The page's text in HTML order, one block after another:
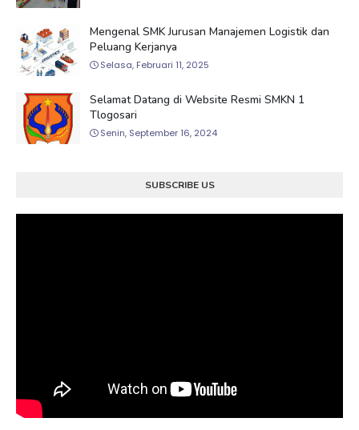
Mengenal SMK Jurusan Manajemen Logistik dan
Peluang Kerjanya
Selasa, Februari 11, 2025
Selamat Datang di Website Resmi SMKN 1
Tlogosari
Senin, September 16, 2024
SUBSCRIBE US